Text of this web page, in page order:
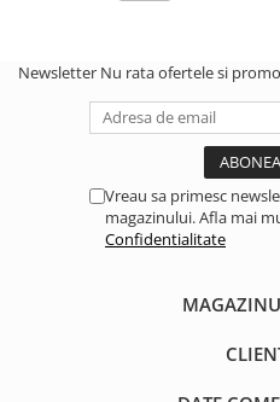
2.3.2. Irigare
2.4. Utilaje de recoltare
2.4.1. Piese Cositoare
2.4.2. Piese Greble
2.4.3. Prese de Balotat
Newsletter Nu rata ofertele si
Vreau sa primesc
magazinului. Afla mai
Confidentialitate